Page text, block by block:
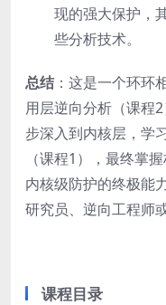
现的强大保护，
些分析技术。
总结：这是一个环环
用层逆向分析（课程
步深入到内核层，学
（课程1），最终掌
内核级防护的终极能
研究员、逆向工程师
课程目录